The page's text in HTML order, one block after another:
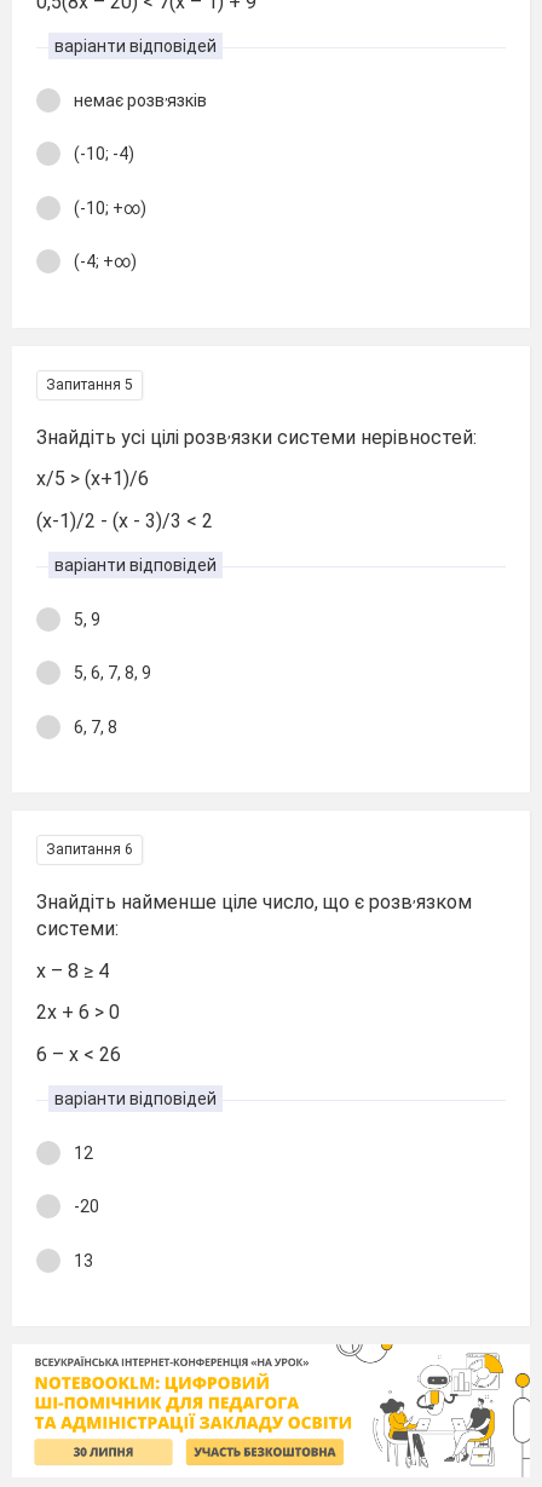
варіанти відповідей
немає розв,язків
(-10; -4)
(-10; +∞)
(-4; +∞)
Запитання 5
Знайдіть усі цілі розв язки системи нерівностей:
х/5 > (х+1)/6
(х-1)/2 - (х - 3)/3 < 2
варіанти відповідей
5, 9
5, 6, 7, 8, 9
6, 7, 8
Запитання 6
Знайдіть найменше ціле число, що є розв,язком
системи:
х – 8 ≥ 4
2х + 6 > 0
6 – х < 26
варіанти відповідей
12
-20
13